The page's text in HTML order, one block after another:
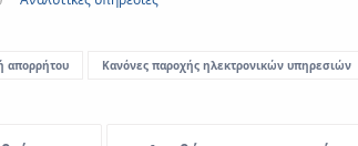
απορρήτου Κανόνες παροχής ηλεκτρονικών υπηρεσιών